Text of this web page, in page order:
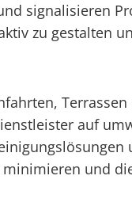
signalisieren
zu gestalten
Terrassen
auf
und